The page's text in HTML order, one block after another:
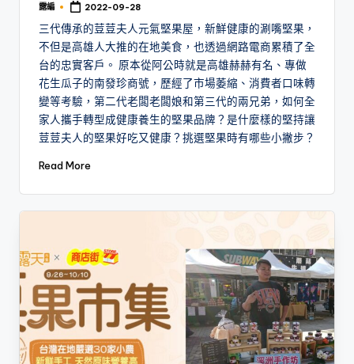
Posted
露編 2022-09-28
三代傳承的荳荳夫人元氣堅果屋，新鮮健康的涮嘴堅果，
不但是高雄人大推的在地美食，也透過網路電商累積了全
台的忠實客戶。 原本從阿公時就是高雄赫赫有名、專做
花生瓜子的南發珍商號，歷經了市場萎縮、消費者口味轉
變等考驗，第二代老闆老闆娘和第三代的兩兄弟，如何全
家人攜手轉型成健康養生的堅果品牌？是什麼樣的堅持讓
荳荳夫人的堅果好吃又健康？挑選堅果時有哪些小撇步？
Read More